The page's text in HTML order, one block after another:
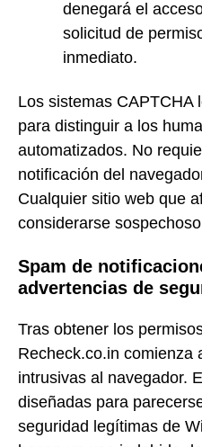
denegará el
solicitud de
inmediato.
Los sistemas CAPTCHA
para distinguir a los
automatizados. No
notificación del
Cualquier sitio web que
considerarse
Spam de
advertencias de
Tras obtener los
Recheck.co.in comienza
intrusivas al navegador.
diseñadas para
seguridad legítimas de